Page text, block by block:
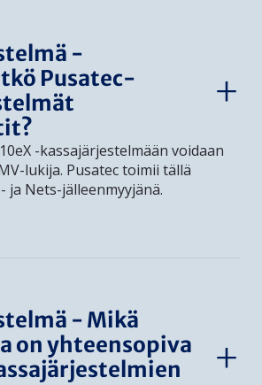
-
Pusatec-
-kassajärjestelmään voidaan
lukija. Pusatec toimii tällä
ja Nets-jälleenmyyjänä.
- Mikä
on yhteensopiva